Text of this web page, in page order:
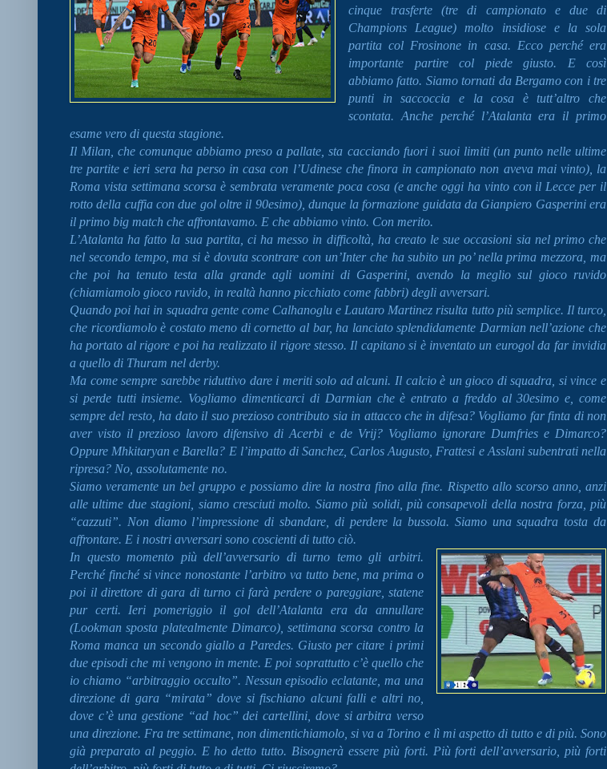
cinque trasferte (tre di campionato e due di
Champions League) molto insidiose e la sola
partita col Frosinone in casa. Ecco perché era
importante partire col piede giusto. E così
abbiamo fatto. Siamo tornati da Bergamo con i tre
punti in saccoccia e la cosa è tutt’altro che
scontata. Anche perché l’Atalanta era il primo
esame vero di questa stagione.
Il Milan, che comunque abbiamo preso a pallate, sta cacciando fuori i suoi limiti (un punto nelle ultime
tre partite e ieri sera ha perso in casa con l’Udinese che finora in campionato non aveva mai vinto), la
Roma vista settimana scorsa è sembrata veramente poca cosa (e anche oggi ha vinto con il Lecce per il
rotto della cuffia con due gol oltre il 90esimo), dunque la formazione guidata da Gianpiero Gasperini era
il primo big match che affrontavamo. E che abbiamo vinto. Con merito.
L’Atalanta ha fatto la sua partita, ci ha messo in difficoltà, ha creato le sue occasioni sia nel primo che
nel secondo tempo, ma si è dovuta scontrare con un’Inter che ha subito un po’ nella prima mezzora, ma
che poi ha tenuto testa alla grande agli uomini di Gasperini, avendo la meglio sul gioco ruvido
(chiamiamolo gioco ruvido, in realtà hanno picchiato come fabbri) degli avversari.
Quando poi hai in squadra gente come Calhanoglu e Lautaro Martinez risulta tutto più semplice. Il turco,
che ricordiamolo è costato meno di cornetto al bar, ha lanciato splendidamente Darmian nell’azione che
ha portato al rigore e poi ha realizzato il rigore stesso. Il capitano si è inventato un eurogol da far invidia
a quello di Thuram nel derby.
Ma come sempre sarebbe riduttivo dare i meriti solo ad alcuni. Il calcio è un gioco di squadra, si vince e
si perde tutti insieme. Vogliamo dimenticarci di Darmian che è entrato a freddo al 30esimo e, come
sempre del resto, ha dato il suo prezioso contributo sia in attacco che in difesa? Vogliamo far finta di non
aver visto il prezioso lavoro difensivo di Acerbi e de Vrij? Vogliamo ignorare Dumfries e Dimarco?
Oppure Mhkitaryan e Barella? E l’impatto di Sanchez, Carlos Augusto, Frattesi e Asslani subentrati nella
ripresa? No, assolutamente no.
Siamo veramente un bel gruppo e possiamo dire la nostra fino alla fine. Rispetto allo scorso anno, anzi
alle ultime due stagioni, siamo cresciuti molto. Siamo più solidi, più consapevoli della nostra forza, più
“cazzuti”. Non diamo l’impressione di sbandare, di perdere la bussola. Siamo una squadra tosta da
affrontare. E i nostri avversari sono coscienti di tutto ciò.
In questo momento più dell’avversario di turno temo gli arbitri.
Perché finché si vince nonostante l’arbitro va tutto bene, ma prima o
poi il direttore di gara di turno ci farà perdere o pareggiare, statene
pur certi. Ieri pomeriggio il gol dell’Atalanta era da annullare
(Lookman sposta platealmente Dimarco), settimana scorsa contro la
Roma manca un secondo giallo a Paredes. Giusto per citare i primi
due episodi che mi vengono in mente. E poi soprattutto c’è quello che
io chiamo “arbitraggio occulto”. Nessun episodio eclatante, ma una
direzione di gara “mirata” dove si fischiano alcuni falli e altri no,
dove c’è una gestione “ad hoc” dei cartellini, dove si arbitra verso
una direzione. Fra tre settimane, non dimentichiamolo, si va a Torino e lì mi aspetto di tutto e di più. Sono
già preparato al peggio. E ho detto tutto. Bisognerà essere più forti. Più forti dell’avversario, più forti